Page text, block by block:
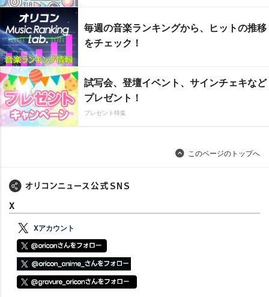
毎週の音楽ランキングから、ヒットの推移
をチェック！
試写会、登壇イベント、サインチェキなど
プレゼント！
プレゼント特集
このページのトップへ
X
Xアカウント